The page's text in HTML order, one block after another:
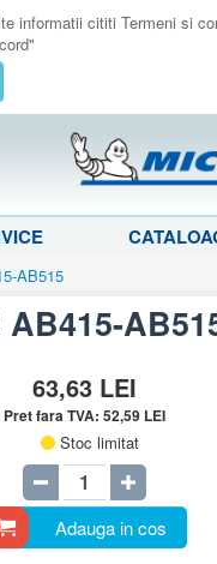
cititi Termeni si
AB515
63,63 LEI
Pret fara TVA: 52,59 LEI
Stoc limitat
Adauga in cos